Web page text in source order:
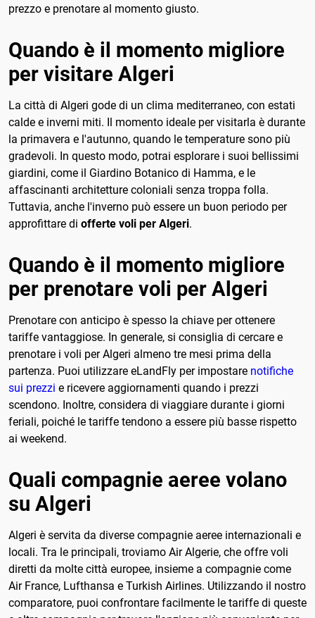
prezzo e prenotare al momento giusto.
Quando è il momento migliore
per visitare Algeri
La città di Algeri gode di un clima mediterraneo, con estati
calde e inverni miti. Il momento ideale per visitarla è durante
la primavera e l'autunno, quando le temperature sono più
gradevoli. In questo modo, potrai esplorare i suoi bellissimi
giardini, come il Giardino Botanico di Hamma, e le
affascinanti architetture coloniali senza troppa folla.
Tuttavia, anche l'inverno può essere un buon periodo per
approfittare di offerte voli per Algeri.
Quando è il momento migliore
per prenotare voli per Algeri
Prenotare con anticipo è spesso la chiave per ottenere
tariffe vantaggiose. In generale, si consiglia di cercare e
prenotare i voli per Algeri almeno tre mesi prima della
partenza. Puoi utilizzare eLandFly per impostare notifiche
sui prezzi e ricevere aggiornamenti quando i prezzi
scendono. Inoltre, considera di viaggiare durante i giorni
feriali, poiché le tariffe tendono a essere più basse rispetto
ai weekend.
Quali compagnie aeree volano
su Algeri
Algeri è servita da diverse compagnie aeree internazionali e
locali. Tra le principali, troviamo Air Algerie, che offre voli
diretti da molte città europee, insieme a compagnie come
Air France, Lufthansa e Turkish Airlines. Utilizzando il nostro
comparatore, puoi confrontare facilmente le tariffe di queste